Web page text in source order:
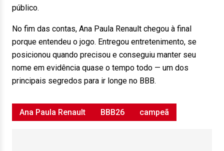
público.
No fim das contas, Ana Paula Renault chegou à final
porque entendeu o jogo. Entregou entretenimento, se
posicionou quando precisou e conseguiu manter seu
nome em evidência quase o tempo todo — um dos
principais segredos para ir longe no BBB.
Ana Paula Renault BBB26 campeã